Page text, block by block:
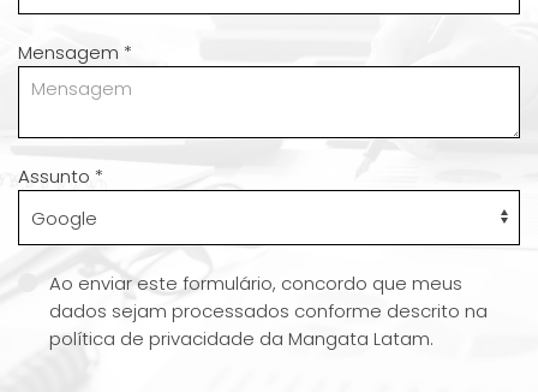
Mensagem *
Assunto *
Ao enviar este formulário, concordo que meus
dados sejam processados ​​conforme descrito na
política de privacidade da Mangata Latam.